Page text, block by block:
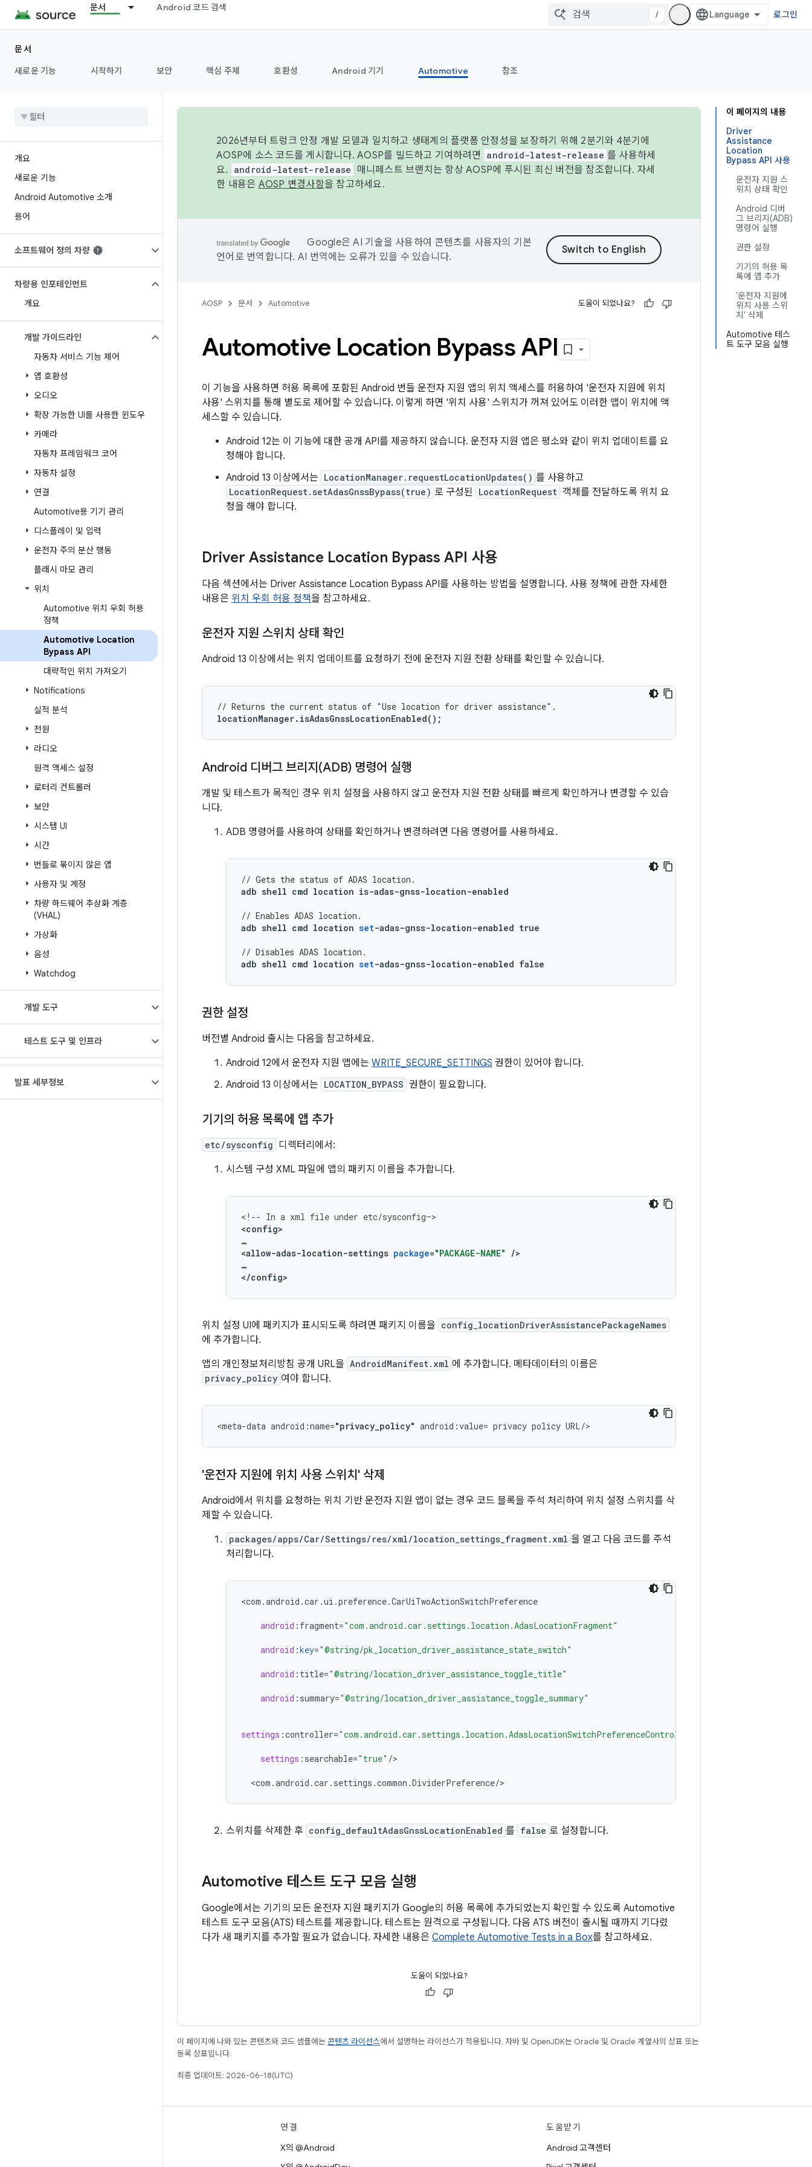
문서 Android 코드 검색
/ 로그인
문서
새로운 기능
시작하기 보안 핵심 주제 호환성 Android 기기 Automotive 참조
개요
새로운 기능
Android Automotive 소개
용어
소프트웨어 정의 차량
차량용 인포테인먼트
개요
개발 가이드라인
자동차 서비스 기능 제어
앱 호환성
오디오
확장 가능한 UI를 사용한 윈도우
카메라
자동차 프레임워크 코어
자동차 설정
연결
Automotive용 기기 관리
디스플레이 및 입력
운전자 주의 분산 행동
플래시 마모 관리
위치
Automotive 위치 우회 허용
정책
Automotive Location
Bypass API
대략적인 위치 가져오기
Notifications
실적 분석
전원
라디오
원격 액세스 설정
로터리 컨트롤러
보안
시스템 UI
시간
번들로 묶이지 않은 앱
사용자 및 계정
차량 하드웨어 추상화 계층
(VHAL)
가상화
음성
Watchdog
개발 도구
테스트 도구 및 인프라
발표 세부정보
이 페이지의 내용
Driver
Assistance
Location
Bypass API 사용
운전자 지원 스
위치 상태 확인
Android 디버
그 브리지(ADB)
명령어 실행
권한 설정
기기의 허용 목
록에 앱 추가
'운전자 지원에
위치 사용 스위
치' 삭제
Automotive 테스
트 도구 모음 실행
2026년부터 트렁크 안정 개발 모델과 일치하고 생태계의 플랫폼 안정성을 보장하기 위해 2분기와 4분기에
AOSP에 소스 코드를 게시합니다. AOSP를 빌드하고 기여하려면
android-latest-release 를 사용하세
요.
android-latest-release
매니페스트 브랜치는 항상 AOSP에 푸시된 최신 버전을 참조합니다. 자세
한 내용은 AOSP 변경사항을 참고하세요.
Google은 AI 기술을 사용하여 콘텐츠를 사용자의 기본
언어로 번역합니다. AI 번역에는 오류가 있을 수 있습니다.
AOSP 문서 Automotive 도움이 되었나요?
Automotive Location Bypass API
이 기능을 사용하면 허용 목록에 포함된 Android 번들 운전자 지원 앱의 위치 액세스를 허용하여 '운전자 지원에 위치
사용' 스위치를 통해 별도로 제어할 수 있습니다. 이렇게 하면 '위치 사용' 스위치가 꺼져 있어도 이러한 앱이 위치에 액
세스할 수 있습니다.
Android 12는 이 기능에 대한 공개 API를 제공하지 않습니다. 운전자 지원 앱은 평소와 같이 위치 업데이트를 요
청해야 합니다.
Android 13 이상에서는 LocationManager.requestLocationUpdates() 를 사용하고
LocationRequest.setAdasGnssBypass(true) 로 구성된 LocationRequest 객체를 전달하도록 위치 요
청을 해야 합니다.
Driver Assistance Location Bypass API 사용
다음 섹션에서는 Driver Assistance Location Bypass API를 사용하는 방법을 설명합니다. 사용 정책에 관한 자세한
내용은 위치 우회 허용 정책을 참고하세요.
운전자 지원 스위치 상태 확인
Android 13 이상에서는 위치 업데이트를 요청하기 전에 운전자 지원 전환 상태를 확인할 수 있습니다.
// Returns the current status of "Use location for driver assistance".
locationManager. isAdasGnssLocationEnabled();
Android 디버그 브리지(ADB) 명령어 실행
개발 및 테스트가 목적인 경우 위치 설정을 사용하지 않고 운전자 지원 전환 상태를 빠르게 확인하거나 변경할 수 있습
니다.
ADB 명령어를 사용하여 상태를 확인하거나 변경하려면 다음 명령어를 사용하세요.
// Gets the status of ADAS location.
adb shell cmd location is-adas-gnss-location-enabled
// Enables ADAS location.
adb shell cmd location set-adas-gnss-location-enabled true
// Disables ADAS location.
adb shell cmd location set-adas-gnss-location-enabled false
권한 설정
버전별 Android 출시는 다음을 참고하세요.
Android 12에서 운전자 지원 앱에는 WRITE_SECURE_SETTINGS 권한이 있어야 합니다.
Android 13 이상에서는 LOCATION_BYPASS 권한이 필요합니다.
기기의 허용 목록에 앱 추가
etc/sysconfig 디렉터리에서:
시스템 구성 XML 파일에 앱의 패키지 이름을 추가합니다.
< ! -- In a xml file under etc/sysconfig–>
<config>
…
<allow-adas-location-settings package="PACKAGE-NAME" />
…
</config>
위치 설정 UI에 패키지가 표시되도록 하려면 패키지 이름을 config_locationDriverAssistancePackageNames
에 추가합니다.
앱의 개인정보처리방침 공개 URL을 AndroidManifest.xml 에 추가합니다. 메타데이터의 이름은
privacy_policy 여야 합니다.
<meta-data android:name="privacy_policy" android:value= privacy policy URL/>
'운전자 지원에 위치 사용 스위치' 삭제
Android에서 위치를 요청하는 위치 기반 운전자 지원 앱이 없는 경우 코드 블록을 주석 처리하여 위치 설정 스위치를 삭
제할 수 있습니다.
packages/apps/Car/Settings/res/xml/location_settings_fragment.xml 을 열고 다음 코드를 주석
처리합니다.
<com .android .car .ui .preference.CarUiTwoActionSwitchPreference
android : fragment="com.android.car.settings.location.AdasLocationFragment"
android :key="@string/pk_location_driver_assistance_state_switch"
android : title="@string/location_driver_assistance_toggle_title"
android : summary="@string/location_driver_assistance_toggle_summary"
settings :controller="com.android.car.settings.location.AdasLocationSwitchPreferenceController"
settings : searchable="true" />
<com .android .car . settings .common .DividerPreference/>
스위치를 삭제한 후 config_defaultAdasGnssLocationEnabled 를 false 로 설정합니다.
Automotive 테스트 도구 모음 실행
Google에서는 기기의 모든 운전자 지원 패키지가 Google의 허용 목록에 추가되었는지 확인할 수 있도록 Automotive
테스트 도구 모음(ATS) 테스트를 제공합니다. 테스트는 원격으로 구성됩니다. 다음 ATS 버전이 출시될 때까지 기다렸
다가 새 패키지를 추가할 필요가 없습니다. 자세한 내용은 Complete Automotive Tests in a Box를 참고하세요.
도움이 되었나요?
이 페이지에 나와 있는 콘텐츠와 코드 샘플에는 콘텐츠 라이선스에서 설명하는 라이선스가 적용됩니다. 자바 및 OpenJDK는 Oracle 및 Oracle 계열사의 상표 또는
등록 상표입니다.
최종 업데이트: 2026-06-18(UTC)
연결
X의 @Android
도움받기
Android 고객센터